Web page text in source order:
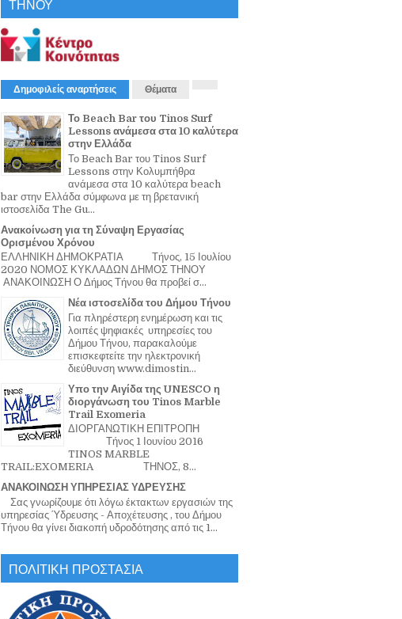
ΤΗΝΟΥ
Δημοφιλείς αναρτήσεις Θέματα
Το Beach Bar του Tinos Surf
Lessons ανάμεσα στα 10 καλύτερα
στην Ελλάδα
Το Beach Bar του Tinos Surf
Lessons στην Κολυμπήθρα
ανάμεσα στα 10 καλύτερα beach
bar στην Ελλάδα σύμφωνα με τη βρετανική
ιστοσελίδα The Gu...
Ανακοίνωση για τη Σύναψη Εργασίας
Ορισμένου Χρόνου
ΕΛΛΗΝΙΚΗ ΔΗΜΟΚΡΑΤΙΑ Τήνος, 15 Ιουλίου
2020 ΝΟΜΟΣ ΚΥΚΛΑΔΩΝ ΔΗΜΟΣ ΤΗΝΟΥ
ΑΝΑΚΟΙΝΩΣΗ Ο Δήμος Τήνου θα προβεί σ...
Νέα ιστοσελίδα του Δήμου Τήνου
Για πληρέστερη ενημέρωση και τις
λοιπές ψηφιακές υπηρεσίες του
Δήμου Τήνου, παρακαλούμε
επισκεφτείτε την ηλεκτρονική
διεύθυνση www.dimostin...
Υπο την Αιγίδα της UNESCO η
διοργάνωση του Tinos Marble
Trail Exomeria
ΔΙΟΡΓΑΝΩΤΙΚΗ ΕΠΙΤΡΟΠΗ
Τήνος 1 Ιουνίου 2016
TINOS MARBLE
TRAIL:EXOMERIA ΤΗΝΟΣ, 8...
ΑΝΑΚΟΙΝΩΣΗ ΥΠΗΡΕΣΙΑΣ ΥΔΡΕΥΣΗΣ
Σας γνωρίζουμε ότι λόγω έκτακτων εργασιών της
υπηρεσίας Ύδρευσης - Αποχέτευσης , του Δήμου
Τήνου θα γίνει διακοπή υδροδότησης από τις 1...
ΠΟΛΙΤΙΚΗ ΠΡΟΣΤΑΣΙΑ